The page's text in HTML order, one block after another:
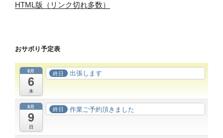
HTML版（リンク切れ多数）
おサボり予定表
8月
6
木
終日 出張します
8月
9
日
終日 作業ご予約頂きました